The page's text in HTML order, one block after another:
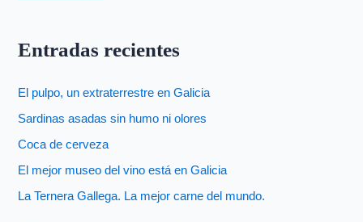
Entradas recientes
El pulpo, un extraterrestre en Galicia
Sardinas asadas sin humo ni olores
Coca de cerveza
El mejor museo del vino está en Galicia
La Ternera Gallega. La mejor carne del mundo.